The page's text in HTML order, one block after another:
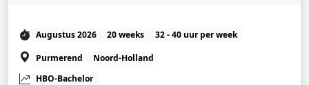
Augustus 2026 20 weeks
32 - 40 uur per week
Purmerend
Noord-Holland
HBO-Bachelor